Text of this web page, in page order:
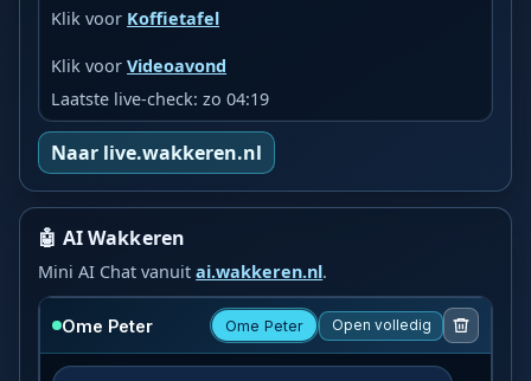
Klik voor Koffietafel
Klik voorVideoavond
Laatste live-check: zo 04:19
Naar live.wakkeren.nl
🤖 AI Wakkeren
Mini AI Chat vanuitai.wakkeren.nl.